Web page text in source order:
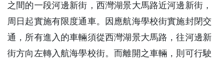
之間的一段河邊新街，西灣湖景大馬路近河邊新街，
周日起實施有限度通車。因應航海學校街實施封閉交
通，所有進入的車輛須從西灣湖景大馬路，往河邊新
街方向左轉入航海學校街。而離開之車輛，則可行駛